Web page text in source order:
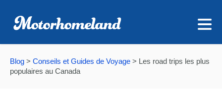
Blog > Conseils et Guides de Voyage > Les road trips les plus
populaires au Canada